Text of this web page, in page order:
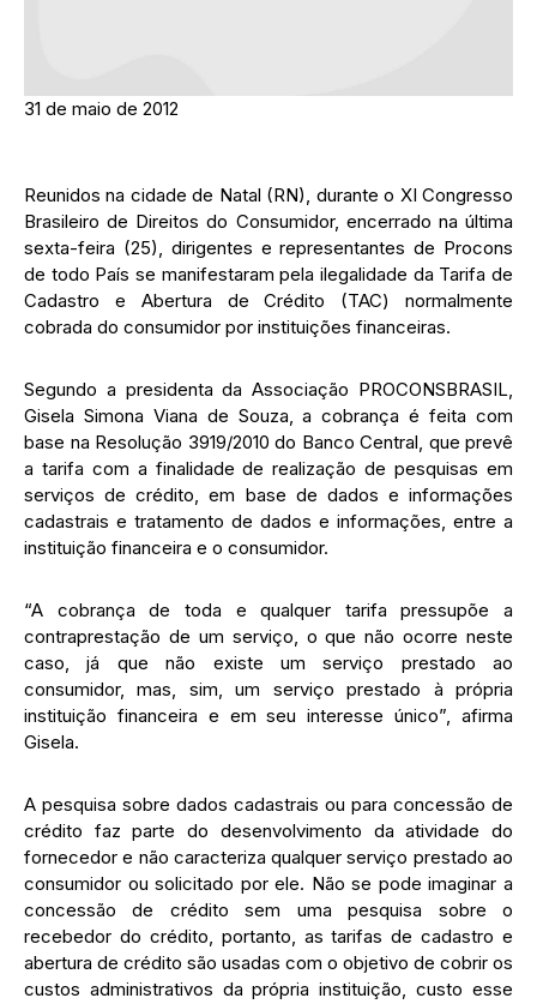
31 de maio de 2012
Reunidos na cidade de Natal (RN), durante o XI Congresso
Brasileiro de Direitos do Consumidor, encerrado na última
sexta-feira (25), dirigentes e representantes de Procons
de todo País se manifestaram pela ilegalidade da Tarifa de
Cadastro e Abertura de Crédito (TAC) normalmente
cobrada do consumidor por instituições financeiras.
Segundo a presidenta da Associação PROCONSBRASIL,
Gisela Simona Viana de Souza, a cobrança é feita com
base na Resolução 3919/2010 do Banco Central, que prevê
a tarifa com a finalidade de realização de pesquisas em
serviços de crédito, em base de dados e informações
cadastrais e tratamento de dados e informações, entre a
instituição financeira e o consumidor.
“A cobrança de toda e qualquer tarifa pressupõe a
contraprestação de um serviço, o que não ocorre neste
caso, já que não existe um serviço prestado ao
consumidor, mas, sim, um serviço prestado à própria
instituição financeira e em seu interesse único”, afirma
Gisela.
A pesquisa sobre dados cadastrais ou para concessão de
crédito faz parte do desenvolvimento da atividade do
fornecedor e não caracteriza qualquer serviço prestado ao
consumidor ou solicitado por ele. Não se pode imaginar a
concessão de crédito sem uma pesquisa sobre o
recebedor do crédito, portanto, as tarifas de cadastro e
abertura de crédito são usadas com o objetivo de cobrir os
custos administrativos da própria instituição, custo esse